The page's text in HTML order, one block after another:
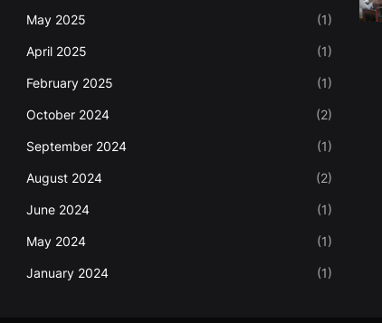
May 2025 (1)
April 2025 (1)
February 2025 (1)
October 2024 (2)
September 2024 (1)
August 2024 (2)
June 2024 (1)
May 2024 (1)
January 2024 (1)